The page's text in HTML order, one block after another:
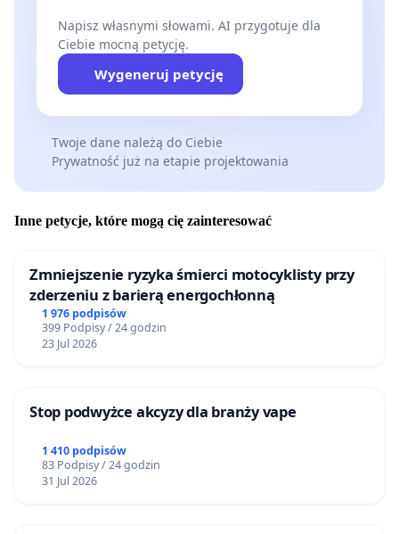
Napisz własnymi słowami. AI przygotuje dla
Ciebie mocną petycję.
Wygeneruj petycję
Twoje dane należą do Ciebie
Prywatność już na etapie projektowania
Inne petycje, które mogą cię zainteresować
Zmniejszenie ryzyka śmierci motocyklisty przy
zderzeniu z barierą energochłonną
1 976 podpisów
399 Podpisy / 24 godzin
23 Jul 2026
Stop podwyżce akcyzy dla branży vape
1 410 podpisów
83 Podpisy / 24 godzin
31 Jul 2026